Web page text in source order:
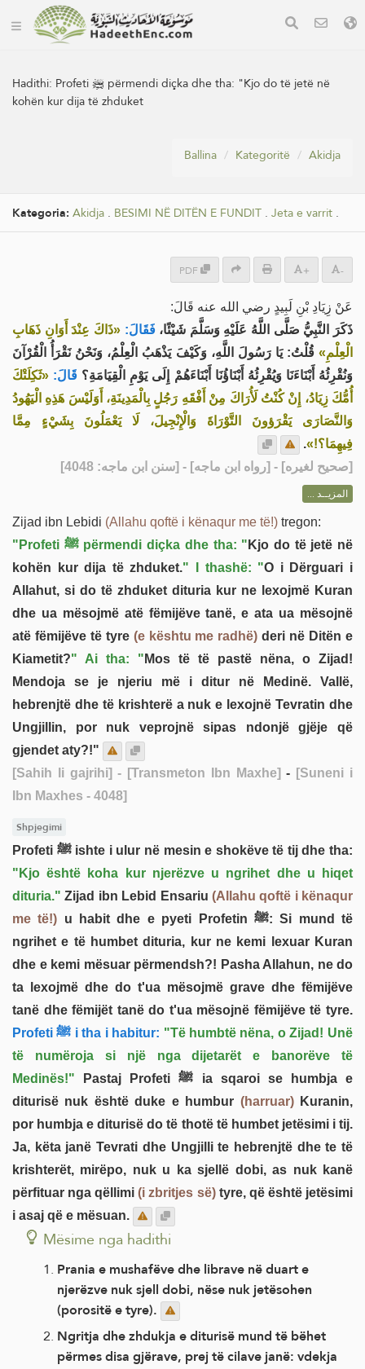
Hadithi: Profeti ﷺ përmendi diçka dhe tha: "Kjo do të jetë në
kohën kur dija të zhduket
Ballina Kategoritë Akidja
Kategoria: Akidja . BESIMI NË DITËN E FUNDIT . Jeta e varrit .
PDF + -
عَنْ زِيَادِ بْنِ لَبِيدٍ رضي الله عنه قَالَ:
ذَكَرَ النَّبِيُّ صَلَّى اللَّهُ عَلَيْهِ وَسَلَّمَ شَيْئًا، فَقَالَ: «ذَاكَ عِنْدَ أَوَانِ ذَهَابِ
الْعِلْمِ» قُلْتُ: يَا رَسُولَ اللَّهِ، وَكَيْفَ يَذْهَبُ الْعِلْمُ، وَنَحْنُ نَقْرَأُ الْقُرْآنَ
وَنُقْرِئُهُ أَبْنَاءَنَا وَيُقْرِئُهُ أَبْنَاؤُنَا أَبْنَاءَهُمْ إِلَى يَوْمِ الْقِيَامَةِ؟ قَالَ: «ثَكِلَتْكَ
أُمُّكَ زِيَادُ، إِنْ كُنْتُ لَأُرَاكَ مِنْ أَفْقَهِ رَجُلٍ بِالْمَدِينَةِ، أَوَلَيْسَ هَذِهِ الْيَهُودُ
وَالنَّصَارَى يَقْرَؤونَ التَّوْرَاةَ وَالْإِنْجِيلَ، لَا يَعْمَلُونَ بِشَيْءٍ مِمَّا
فِيهِمَا؟!».
[صحيح لغيره] - [رواه ابن ماجه] - [سنن ابن ماجه: 4048]
المزيــد ...
Zijad ibn Lebidi (Allahu qoftë i kënaqur me të!) tregon:
"Profeti ﷺ përmendi diçka dhe tha: " Kjo do të jetë në
kohën kur dija të zhduket." I thashë: "O i Dërguari i
Allahut, si do të zhduket dituria kur ne lexojmë Kuran
dhe ua mësojmë atë fëmijëve tanë, e ata ua mësojnë
atë fëmijëve të tyre (e kështu me radhë) deri në Ditën e
Kiametit?" Ai tha: " Mos të të pastë nëna, o Zijad!
Mendoja se je njeriu më i ditur në Medinë. Vallë,
hebrenjtë dhe të krishterë a nuk e lexojnë Tevratin dhe
Ungjillin, por nuk veprojnë sipas ndonjë gjëje që
gjendet aty?!"
[Sahih li gajrihi] - [Transmeton Ibn Maxhe] - [Suneni i
Ibn Maxhes - 4048]
Shpjegimi
Profeti ﷺ ishte i ulur në mesin e shokëve të tij dhe tha:
"Kjo është koha kur njerëzve u ngrihet dhe u hiqet
dituria." Zijad ibn Lebid Ensariu (Allahu qoftë i kënaqur
me të!) u habit dhe e pyeti Profetin ﷺ: Si mund të
ngrihet e të humbet dituria, kur ne kemi lexuar Kuran
dhe e kemi mësuar përmendsh?! Pasha Allahun, ne do
ta lexojmë dhe do t'ua mësojmë grave dhe fëmijëve
tanë dhe fëmijët tanë do t'ua mësojnë fëmijëve të tyre.
Profeti ﷺ i tha i habitur: "Të humbtë nëna, o Zijad! Unë
të numëroja si një nga dijetarët e banorëve të
Medinës!" Pastaj Profeti ﷺ ia sqaroi se humbja e
diturisë nuk është duke e humbur (harruar)Kuranin,
por humbja e diturisë do të thotë të humbet jetësimi i tij.
Ja, këta janë Tevrati dhe Ungjilli te hebrenjtë dhe te të
krishterët, mirëpo, nuk u ka sjellë dobi, as nuk kanë
përfituar nga qëllimi(i zbritjes së)tyre, që është jetësimi
i asaj që e mësuan.
Mësime nga hadithi
Prania e mushafëve dhe librave në duart e
njerëzve nuk sjell dobi, nëse nuk jetësohen
(porositë e tyre).
Ngritja dhe zhdukja e diturisë mund të bëhet
përmes disa gjërave, prej të cilave janë: vdekja